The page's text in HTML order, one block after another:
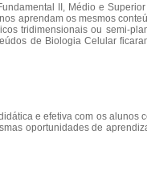
II, Médio e
aprendam os mesmos
tridimensionais ou semi-
de Biologia Celular
e efetiva com os
oportunidades de